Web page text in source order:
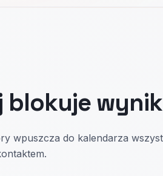
blokuje
wpuszcza do kalendarza